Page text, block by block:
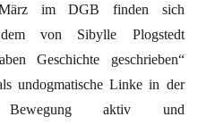
im DGB finden sich
von Sibylle Plogstedt
Geschichte geschrieben“
undogmatische Linke in der
Bewegung aktiv und